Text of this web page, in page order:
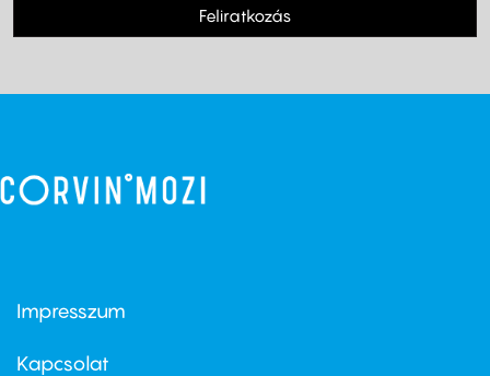
Feliratkozás
Footer
first
Impresszum
Kapcsolat